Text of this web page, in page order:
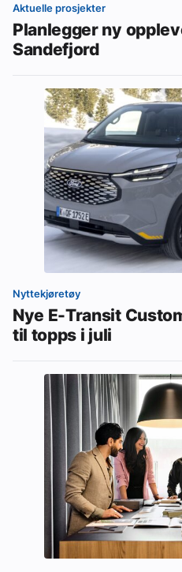
Aktuelle prosjekter
Planlegger ny
Sandefjord
Nyttekjøretøy
Nye E-Transit
til topps i juli